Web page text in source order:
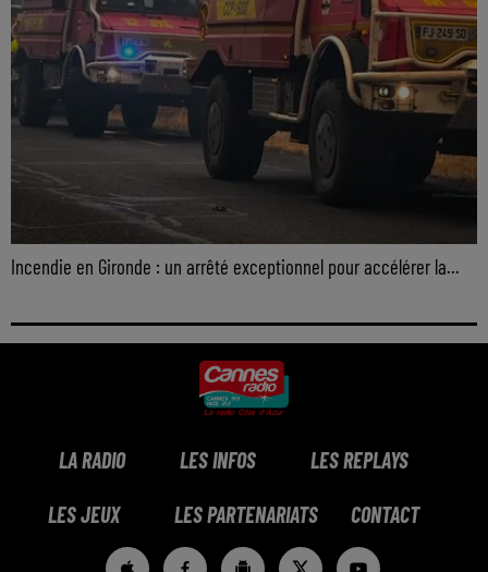
Incendie en Gironde : un arrêté exceptionnel pour accélérer la...
LA RADIO LES INFOS LES REPLAYS
LES JEUX LES PARTENARIATS CONTACT